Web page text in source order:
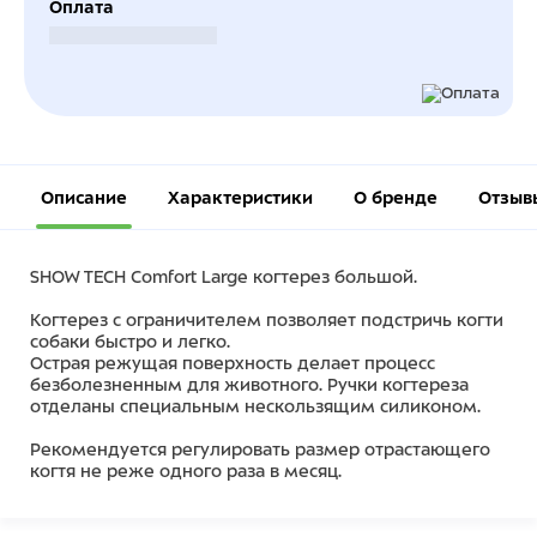
Оплата
Описание Характеристики О бренде
SHOW TECH Comfort Large когтерез большой.
Когтерез с ограничителем позволяет подстричь когти
собаки быстро и легко.
Острая режущая поверхность делает процесс
безболезненным для животного. Ручки когтереза
отделаны специальным нескользящим силиконом.
Рекомендуется регулировать размер отрастающего
когтя не реже одного раза в месяц.